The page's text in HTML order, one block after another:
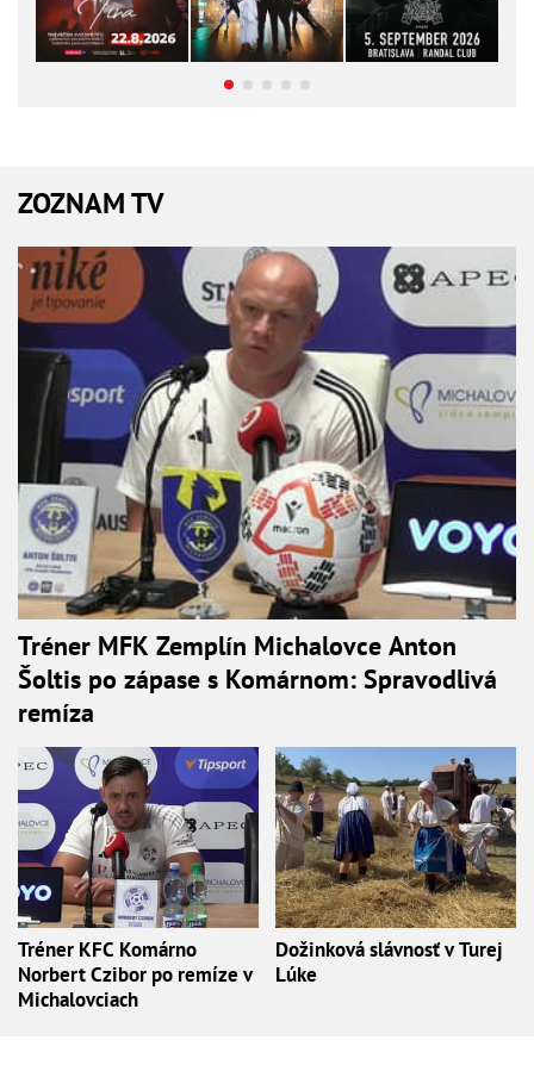
ZOZNAM TV
Tréner MFK Zemplín Michalovce Anton
Šoltis po zápase s Komárnom: Spravodlivá
remíza
Tréner KFC Komárno
Norbert Czibor po remíze v
Michalovciach
Dožinková slávnosť v Turej
Lúke